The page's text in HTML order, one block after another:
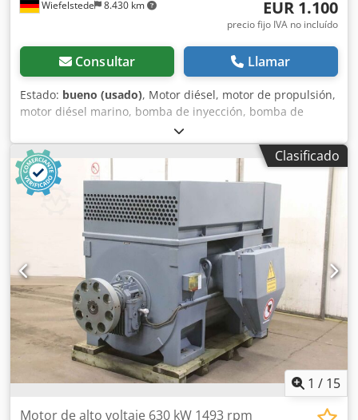
Wiefelstede 8.430 km EUR 1.100
precio fijo IVA no incluído
Consultar Llamar
Estado: bueno (usado), Motor diésel, motor de propulsión,
motor diésel marino, bomba de inyección, bomba de
combustible, bomba de inyección de combustible Dcjdpoh
It Trofx Afmek -Fabricante: Bosch, bomba de inyección
para motor diésel de 6 cilindros -Tipo: PES6R120/720LV B
403 860 177 RQV300-900 RV -Componentes individuales:
véase las fotos -Cantidad: 2 bombas de inyección
disponibles -Precio: por unidad -Dimensiones:
460/215/A325 mm -Peso: 32 kg
Clasificado
1 / 15
Motor de alto voltaje 630 kW 1493 rpm